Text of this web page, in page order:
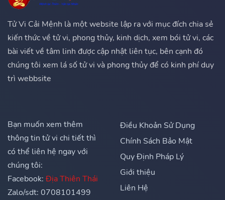
Tử Vi Cải Mệnh là một website lập ra với mục đích chia sẻ
kiến thức về tử vi, phong thủy, kinh dịch, xem bói tử vi, các
bài viết về tâm linh được cập nhật liên tục, bên cạnh đó
chúng tôi xem lá số tử vi và phong thủy để có kinh phí duy
trì webbsite
Bạn muốn xem thêm
thông tin tử vi chi tiết thì
có thể liên hệ ngay với
chúng tôi:
Facebook: Địa Thiên Thái
Zalo/sdt: 0708101499
Điều Khoản Sử Dụng
Chính Sách Bảo Mật
Quy Định Pháp Lý
Giới thiệu
Liên Hệ